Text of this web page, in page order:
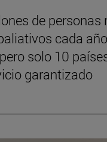
de personas
cada
solo 10
garantizado